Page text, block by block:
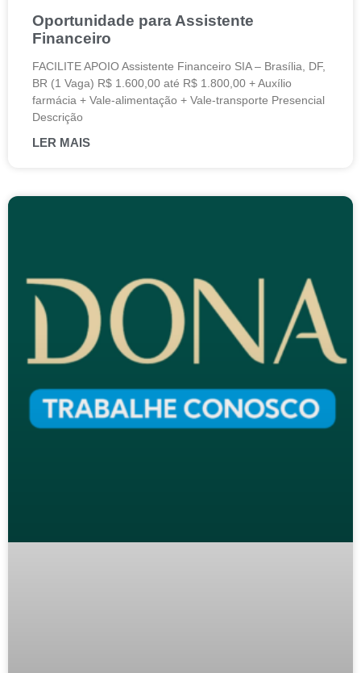
Oportunidade para Assistente
Financeiro
FACILITE APOIO Assistente Financeiro SIA – Brasília, DF,
BR (1 Vaga) R$ 1.600,00 até R$ 1.800,00 + Auxílio
farmácia + Vale-alimentação + Vale-transporte Presencial
Descrição
LER MAIS